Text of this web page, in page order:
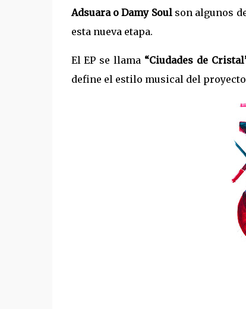
Adsuara o Damy Soul son algunos
esta nueva etapa.
El EP se llama “Ciudades de
define el estilo musical del proyecto